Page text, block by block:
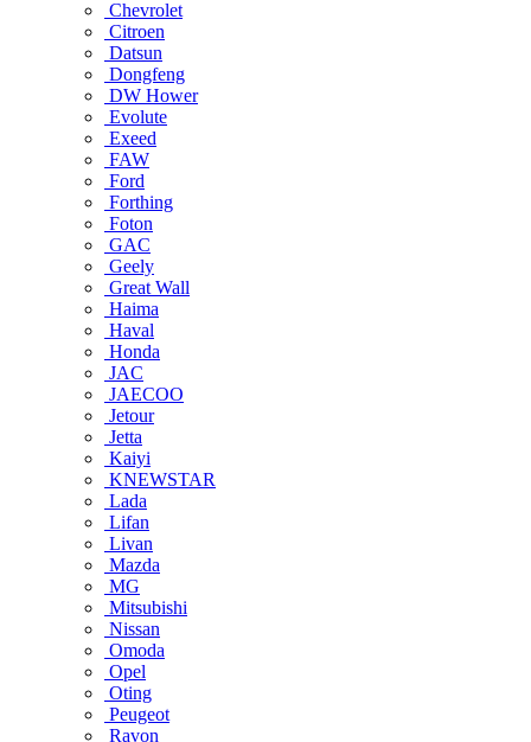
Chevrolet
Citroen
Datsun
Dongfeng
DW Hower
Evolute
Exeed
FAW
Ford
Forthing
Foton
GAC
Geely
Great Wall
Haima
Haval
Honda
JAC
JAECOO
Jetour
Jetta
Kaiyi
KNEWSTAR
Lada
Lifan
Livan
Mazda
MG
Mitsubishi
Nissan
Omoda
Opel
Oting
Peugeot
Ravon